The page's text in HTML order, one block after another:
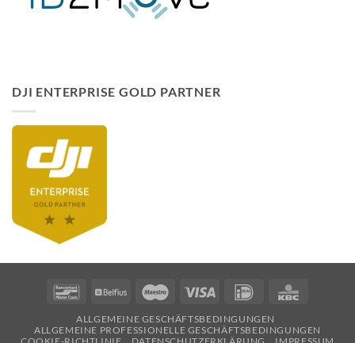
DJI ENTERPRISE GOLD PARTNER
BancontactBelfius Maestro Ideal
ALLGEMEINE GESCHÄFTSBEDINGUNGEN
ALLGEMEINE PROFESSIONELLE GESCHÄFTSBEDINGUNGEN